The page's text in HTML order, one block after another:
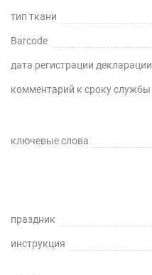
тип ткани
Barcode
дата регистрации декларации
комментарий к сроку службы
ключевые слова
праздник
инструкция